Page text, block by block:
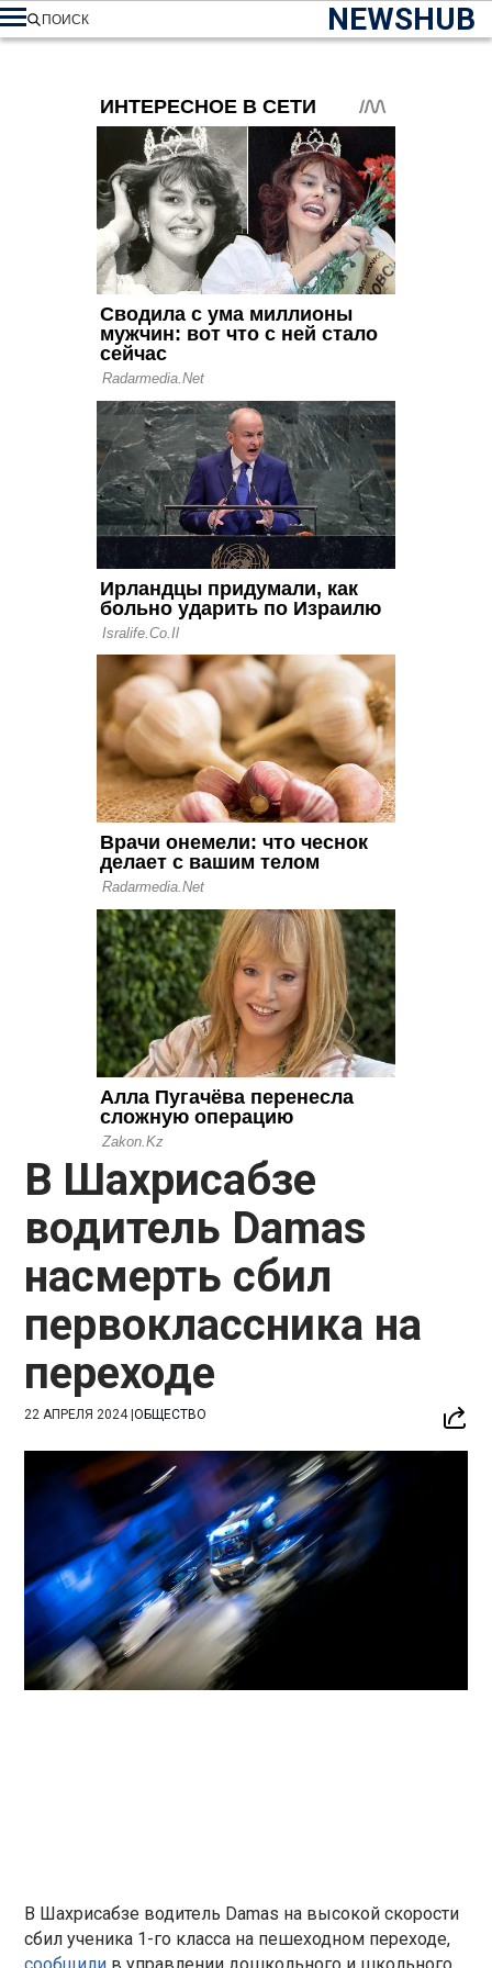
NEWSHUB
ПОИСК
В Шахрисабзе
водитель Damas
насмерть сбил
первоклассника на
переходе
22 АПРЕЛЯ 2024|ОБЩЕСТВО
В Шахрисабзе водитель Damas на высокой скорости
сбил ученика 1-го класса на пешеходном переходе,